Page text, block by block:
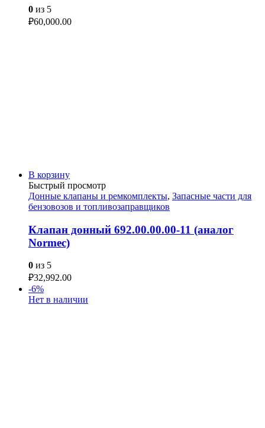
0 из 5
₽60,000.00
В корзину
Быстрый просмотр
Донные клапаны и ремкомплекты, Запасные части для
бензовозов и топливозаправщиков
Клапан донный 692.00.00.00-11 (аналог
Normec)
0 из 5
₽32,992.00
-6%
Нет в наличии